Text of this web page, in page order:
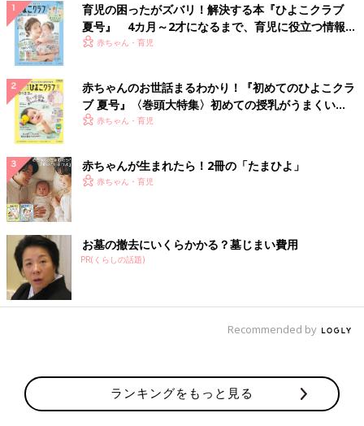
育児の困ったがズバリ！解決する本『ひよこクラブ
夏号』 4カ月～2才になるまで、育児に役立つ情報が
いっぱい！
赤ちゃん・育児
赤ちゃんのお世話まるわかり！『初めてのひよこクラ
ブ 夏号』〈巻頭大特集〉初めての授乳がうまくい
く！ おっぱい・ミルクの基本と夏のトラブル 解決テ
赤ちゃん・育児
赤ちゃんが生まれたら！2冊の「たまひよ」
赤ちゃん・育児
お墓の撤去にいくらかかる？墓じまい費用
PR(くらしの話題)
Recommended by
ランキングをもっと見る